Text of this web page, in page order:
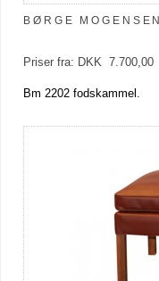
BØRGE MOGENSEN
Priser fra: DKK 7.700,00
Bm 2202 fodskammel.